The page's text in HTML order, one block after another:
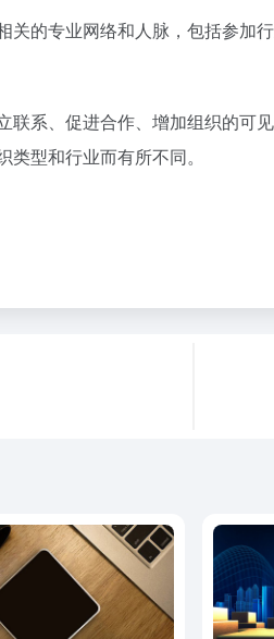
关的专业网络和人脉，包括参加
联系、促进合作、增加组织的可
型和行业而有所不同。